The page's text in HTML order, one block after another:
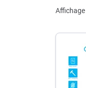
Affichage